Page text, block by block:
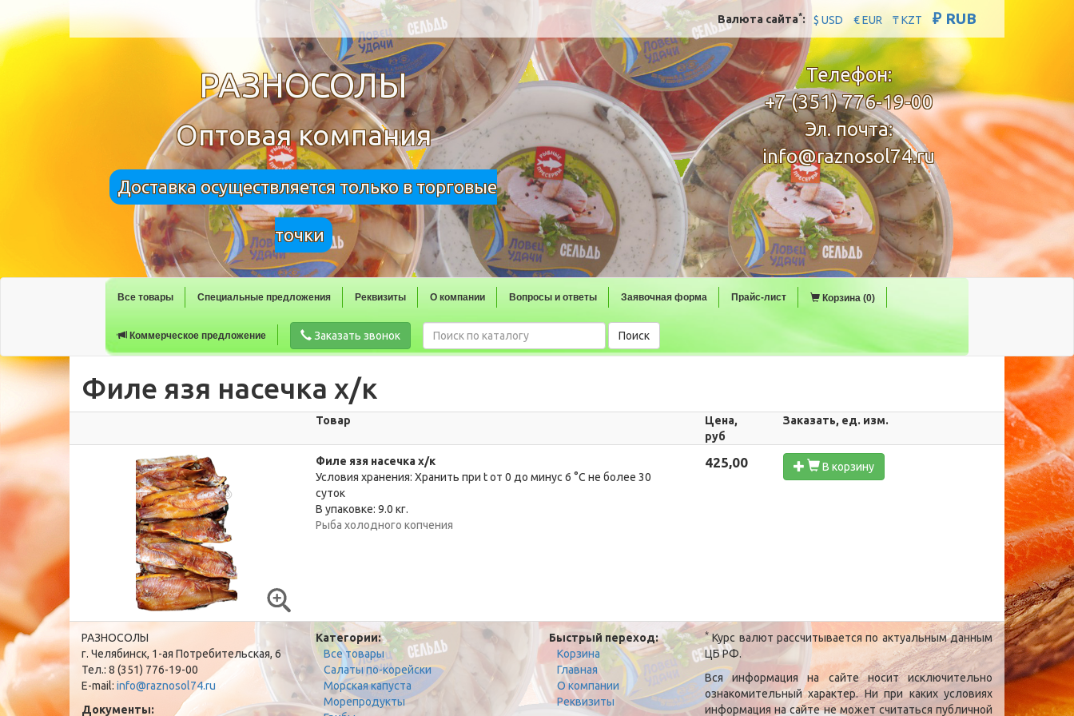
$ USD € EUR ₸ KZT ₽ RUB
Валюта сайта*:
РАЗНОСОЛЫ
Оптовая компания
Доставка осуществляется только в торговые
точки
Телефон:
+7 (351) 776-19-00
Эл. почта:
info@raznosol74.ru
Все товары Специальные предложения Реквизиты О компании Вопросы и ответы Заявочная форма Прайс-лист Корзина (0)
Коммерческое предложение Заказать звонок Поиск
Филе язя насечка х/к
Товар
Цена,
руб
Заказать, ед. изм.
Филе язя насечка х/к
Условия хранения: Хранить при t от 0 до минус 6 °C не более 30
суток
В упаковке: 9.0 кг.
Рыба холодного копчения
425,00 В корзину
РАЗНОСОЛЫ
г. Челябинск, 1-ая Потребительская, 6
Тел.: 8 (351) 776-19-00
E-mail: info@raznosol74.ru
Документы:
Категории:
Все товары
Салаты по-корейски
Морская капуста
Морепродукты
Быстрый переход:
Корзина
Главная
О компании
Реквизиты
*Курс валют рассчитывается по актуальным данным
ЦБ РФ.
Вся информация на сайте носит исключительно
ознакомительный характер. Ни при каких условиях
информация на сайте не может считаться публичной